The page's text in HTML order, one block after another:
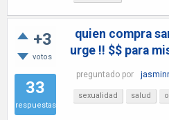
+3
votos
33
respuestas
quien compra
urge !! $$ para
preguntado por
sexualidad salud